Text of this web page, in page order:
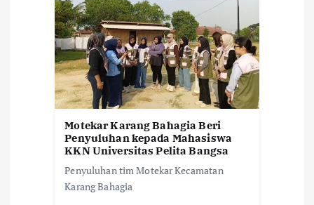
Motekar Karang Bahagia Beri
Penyuluhan kepada Mahasiswa
KKN Universitas Pelita Bangsa
Penyuluhan tim Motekar Kecamatan
Karang Bahagia